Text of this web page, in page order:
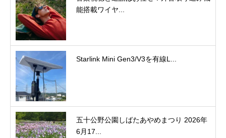
能搭載ワイヤ...
Starlink Mini Gen3/V3を有線L...
五十公野公園しばたあやめまつり 2026年
6月17...